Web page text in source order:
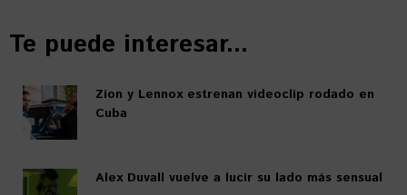
Te puede interesar...
Zion y Lennox estrenan videoclip rodado en
Cuba
Alex Duvall vuelve a lucir su lado más sensual